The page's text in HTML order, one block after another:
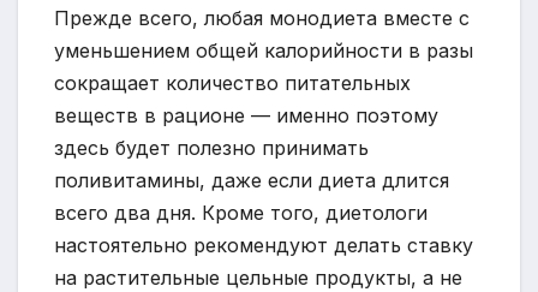
Прежде всего, любая монодиета вместе с
уменьшением общей калорийности в разы
сокращает количество питательных
веществ в рационе — именно поэтому
здесь будет полезно принимать
поливитамины, даже если диета длится
всего два дня. Кроме того, диетологи
настоятельно рекомендуют делать ставку
на растительные цельные продукты, а не